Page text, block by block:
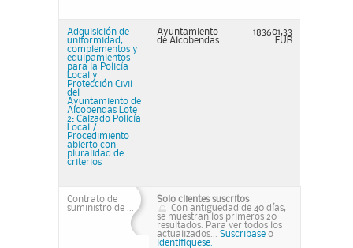
Adquisición de
uniformidad,
complementos y
equipamientos
para la Policía
Local y
Protección Civil
del
Ayuntamiento de
Alcobendas Lote
2: Calzado Policía
Local /
Procedimiento
abierto con
pluralidad de
criterios
Ayuntamiento
de Alcobendas
183601,33
EUR
Contrato de
suministro de ...
Solo clientes suscritos
Con antiguedad de 40 días,
se muestran los primeros 20
resultados. Para ver todos los
actualizados... Suscribase o
identifiquese.